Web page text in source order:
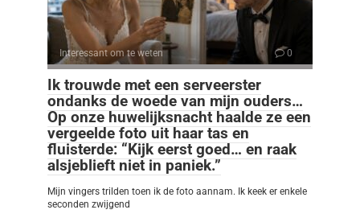
Interessant om te weten 0
Ik trouwde met een serveerster
ondanks de woede van mijn ouders…
Op onze huwelijksnacht haalde ze een
vergeelde foto uit haar tas en
fluisterde: “Kijk eerst goed… en raak
alsjeblieft niet in paniek.”
Mijn vingers trilden toen ik de foto aannam. Ik keek er enkele
seconden zwijgend